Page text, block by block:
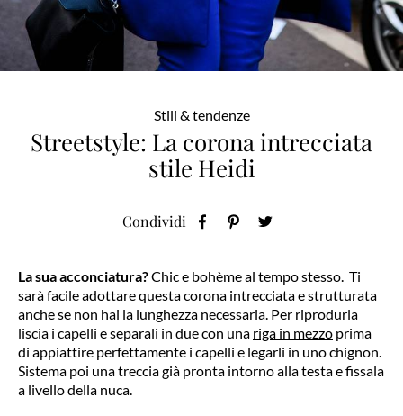
Stili & tendenze
Streetstyle: La corona intrecciata
stile Heidi
Condividi
La sua acconciatura?Chic e bohème al tempo stesso. Ti
sarà facile adottare questa corona intrecciata e strutturata
anche se non hai la lunghezza necessaria. Per riprodurla
liscia i capelli e separali in due con una riga in mezzo prima
di appiattire perfettamente i capelli e legarli in uno chignon.
Sistema poi una treccia già pronta intorno alla testa e fissala
a livello della nuca.